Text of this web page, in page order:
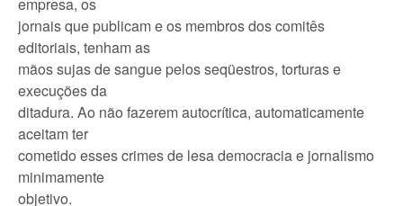
jornais que publicam e os membros dos comitês
editoriais, tenham as
mãos sujas de sangue pelos seqüestros, torturas e
execuções da
ditadura. Ao não fazerem autocrítica, automaticamente
aceitam ter
cometido esses crimes de lesa democracia e jornalismo
minimamente
objetivo.